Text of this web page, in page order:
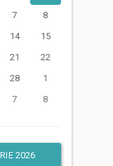
7
8
14
15
21
22
28
1
7 8
2026